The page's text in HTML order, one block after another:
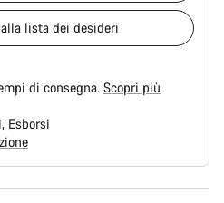
lista dei desideri
di consegna. Scopri più
Esborsi